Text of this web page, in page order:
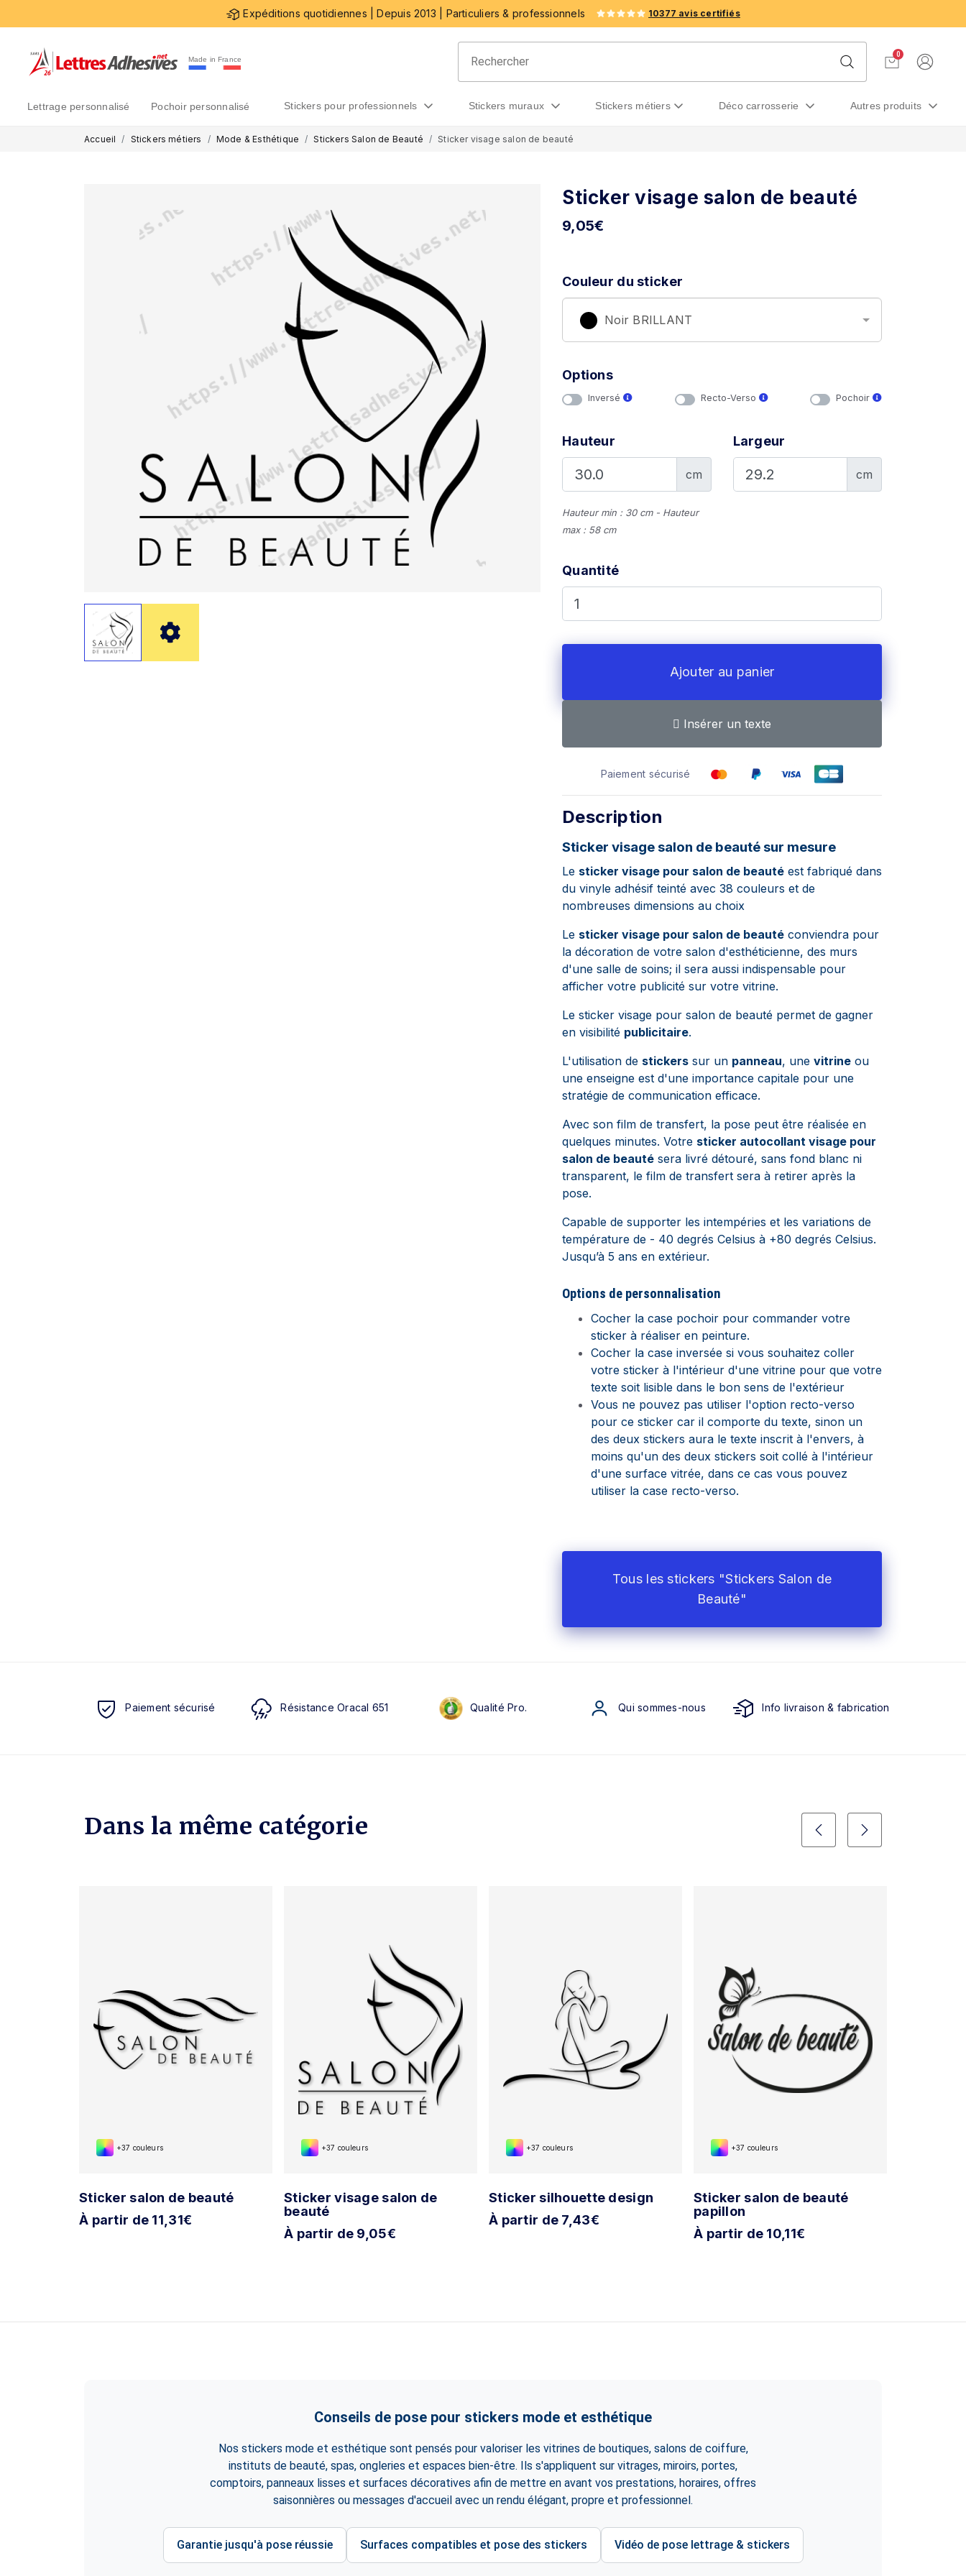
Expéditions quotidiennes | Depuis 2013 | Particuliers & professionnels 10377 avis certifiés
Made in France
0
lettrage personnalisé pochoir personnalisé stickers pour professionnels stickers muraux stickers métiers déco carrosserie autres produits
Accueil Stickers métiers Mode & Esthétique Stickers Salon de Beauté Sticker visage salon de beauté
Sticker visage salon de beauté
9,05€
Couleur du sticker
Noir BRILLANT
Options
Inversé Recto-Verso Pochoir
Hauteur
cm
Hauteur min : 30 cm - Hauteur
max : 58 cm
Largeur
cm
Quantité
Ajouter au panier
Insérer un texte
Paiement sécurisé
Description
Sticker visage salon de beauté sur mesure
Le sticker visage pour salon de beauté est fabriqué dans
du vinyle adhésif teinté avec 38 couleurs et de
nombreuses dimensions au choix
Le sticker visage pour salon de beauté conviendra pour
la décoration de votre salon d'esthéticienne, des murs
d'une salle de soins; il sera aussi indispensable pour
afficher votre publicité sur votre vitrine.
Le sticker visage pour salon de beauté permet de gagner
en visibilité publicitaire.
L'utilisation de stickers sur un panneau, une vitrine ou
une enseigne est d'une importance capitale pour une
stratégie de communication efficace.
Avec son film de transfert, la pose peut être réalisée en
quelques minutes. Votre sticker autocollant visage pour
salon de beauté sera livré détouré, sans fond blanc ni
transparent, le film de transfert sera à retirer après la
pose.
Capable de supporter les intempéries et les variations de
température de - 40 degrés Celsius à +80 degrés Celsius.
Jusqu’à 5 ans en extérieur.
Options de personnalisation
Cocher la case pochoir pour commander votre
sticker à réaliser en peinture.
Cocher la case inversée si vous souhaitez coller
votre sticker à l'intérieur d'une vitrine pour que votre
texte soit lisible dans le bon sens de l'extérieur
Vous ne pouvez pas utiliser l'option recto-verso
pour ce sticker car il comporte du texte, sinon un
des deux stickers aura le texte inscrit à l'envers, à
moins qu'un des deux stickers soit collé à l'intérieur
d'une surface vitrée, dans ce cas vous pouvez
utiliser la case recto-verso.
Tous les stickers "Stickers Salon de
Beauté"
Paiement sécurisé Résistance Oracal 651 Qualité Pro. Qui sommes-nous Info livraison & fabrication
Dans la même catégorie
+37 couleurs
Sticker salon de beauté
À partir de 11,31€
+37 couleurs
Sticker visage salon de
beauté
À partir de 9,05€
+37 couleurs
Sticker silhouette design
À partir de 7,43€
+37 couleurs
Sticker salon de beauté
papillon
À partir de 10,11€
Conseils de pose pour stickers mode et esthétique
Nos stickers mode et esthétique sont pensés pour valoriser les vitrines de boutiques, salons de coiffure,
instituts de beauté, spas, ongleries et espaces bien-être. Ils s'appliquent sur vitrages, miroirs, portes,
comptoirs, panneaux lisses et surfaces décoratives afin de mettre en avant vos prestations, horaires, offres
saisonnières ou messages d'accueil avec un rendu élégant, propre et professionnel.
Garantie jusqu'à pose réussie Surfaces compatibles et pose des stickers Vidéo de pose lettrage & stickers